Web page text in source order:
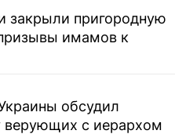
закрыли пригородную
имамов к
обсудил
верующих с иерархом